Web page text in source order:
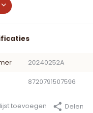
20240252A
8720791507596
toevoegen Delen